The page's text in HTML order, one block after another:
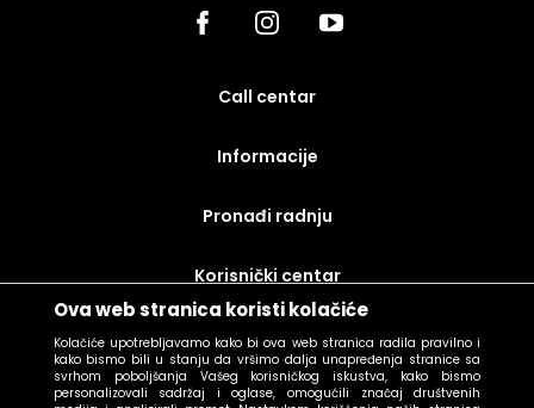
Ova web stranica koristi kolačiće
Kolačiće upotrebljavamo kako bi ova web stranica radila pravilno i
kako bismo bili u stanju da vršimo dalja unapređenja stranice sa
svrhom poboljšanja Vašeg korisničkog iskustva, kako bismo
personalizovali sadržaj i oglase, omogućili značaj društvenih
call centar
Informacije
Pronađi radnju
korisnički centar
uslovi prodaje